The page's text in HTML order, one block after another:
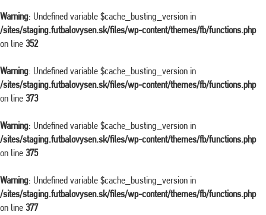
Warning: Undefined variable $cache_busting_version in
/sites/staging.futbalovysen.sk/files/wp-content/themes/fb/functions.php
on line 352
Warning: Undefined variable $cache_busting_version in
/sites/staging.futbalovysen.sk/files/wp-content/themes/fb/functions.php
on line 373
Warning: Undefined variable $cache_busting_version in
/sites/staging.futbalovysen.sk/files/wp-content/themes/fb/functions.php
on line 375
Warning: Undefined variable $cache_busting_version in
/sites/staging.futbalovysen.sk/files/wp-content/themes/fb/functions.php
on line 377